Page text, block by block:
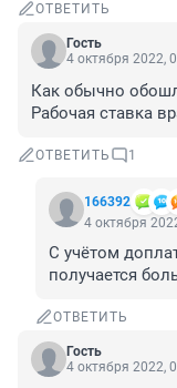
ОТВЕТИТЬ
Гость
4 октября 2022,
Как обычно
Рабочая ставка
ОТВЕТИТЬ 1
166392
4 октября
С учётом
получается
ОТВЕТИТЬ
Гость
4 октября 2022,